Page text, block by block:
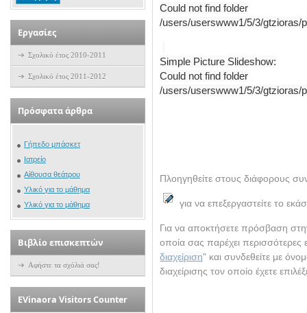
Could not find folder
/users/userswww1/5/3/gtzioras/
Simple Picture Slideshow:
Could not find folder
/users/userswww1/5/3/gtzioras/
Πλοηγηθείτε στους διάφορους
για να επεξεργαστείτε το
Για να αποκτήσετε πρόσβαση
οποία σας παρέχει περισσότερες
διαχείριση" και συνδεθείτε με
διαχείρισης τον οποίο έχετε
Εργασίες
Σχολικό έτος 2010-2011
Σχολικό έτος 2011-2012
Πρόσφατα άρθρα
Γήπεδο μπάσκετ
Ιατρείο
Αίθουσα θεάτρου
Υλικό για το μάθημα
Υλικό για το μάθημα
Βιβλίο επισκεπτών
Αφήστε τα σχόλιά σας!
ΕVinaora Visitors Counter